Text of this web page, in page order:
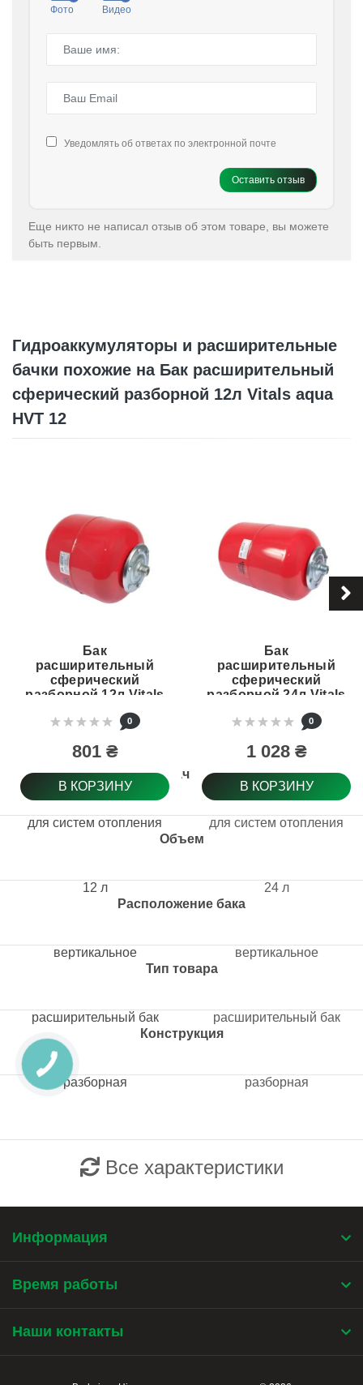
Фото Видео
Уведомлять об ответах по электронной почте
Оставить отзыв
Еще никто не написал отзыв об этом товаре, вы можете
быть первым.
Гидроаккумуляторы и расширительные
бачки похожие на Бак расширительный
сферический разборной 12л Vitals aqua
HVT 12
Назначение
Объем
Расположение бака
Тип товара
Конструкция
Бак
расширительный
сферический
разборной 12л Vitals
aqua HVT 12
0
801 ₴
В КОРЗИНУ
для систем отопления
12 л
вертикальное
расширительный бак
разборная
Бак
расширительный
сферический
разборной 24л Vitals
aqua HVT 24
0
1 028 ₴
В КОРЗИНУ
для систем отопления
24 л
вертикальное
расширительный бак
разборная
Все характеристики
Информация
Время работы
Наши контакты